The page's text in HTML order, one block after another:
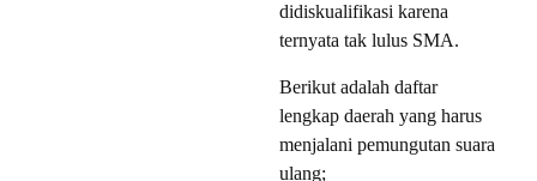
didiskualifikasi karena
ternyata tak lulus SMA.
Berikut adalah daftar
lengkap daerah yang harus
menjalani pemungutan suara
ulang;